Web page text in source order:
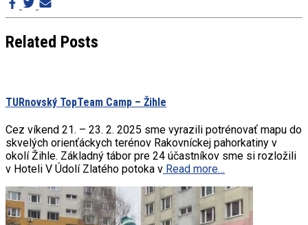
Related Posts
TURnovský TopTeam Camp – Žihle
Cez víkend 21. – 23. 2. 2025 sme vyrazili potrénovať mapu do
skvelých orienťáckych terénov Rakovníckej pahorkatiny v
okolí Žihle. Základný tábor pre 24 účastníkov sme si rozložili
v Hoteli V Údolí Zlatého potoka v Read more…